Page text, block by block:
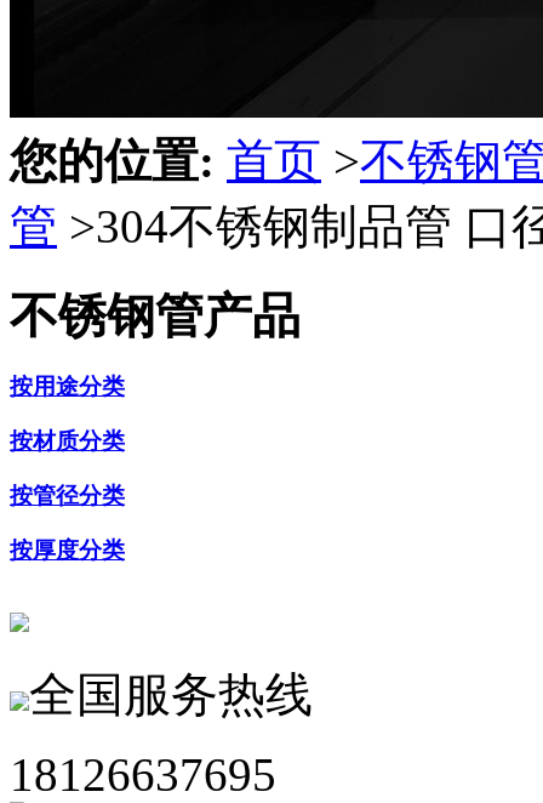
您的位置: 首页 >不锈钢
管 >304不锈钢制品管 口
不锈钢管产品
按用途分类
按材质分类
按管径分类
按厚度分类
全国服务热线
18126637695